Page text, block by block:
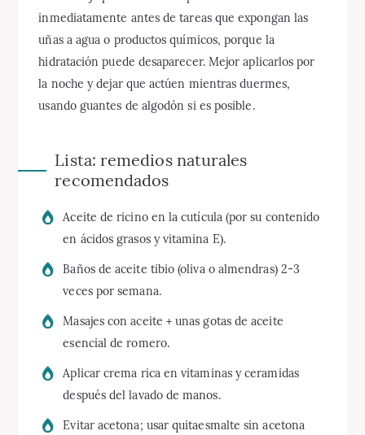
inmediatamente antes de tareas que expongan las
uñas a agua o productos químicos, porque la
hidratación puede desaparecer. Mejor aplicarlos por
la noche y dejar que actúen mientras duermes,
usando guantes de algodón si es posible.
Lista: remedios naturales
recomendados
Aceite de ricino en la cutícula (por su contenido
en ácidos grasos y vitamina E).
Baños de aceite tibio (oliva o almendras) 2-3
veces por semana.
Masajes con aceite + unas gotas de aceite
esencial de romero.
Aplicar crema rica en vitaminas y ceramidas
después del lavado de manos.
Evitar acetona; usar quitaesmalte sin acetona